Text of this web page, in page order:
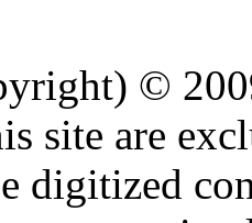
©
site are
digitized